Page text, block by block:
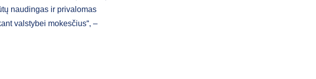
naudingas ir privalomas
valstybei mokesčius“, –